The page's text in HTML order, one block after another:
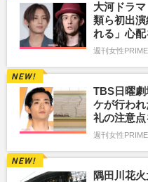
大河ドラ
類ら初出
れる」心
週刊女性PRIME
TBS日曜
ケが行わ
礼の注意
週刊女性PRIME
隅田川花